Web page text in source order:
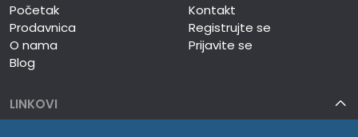
Početak
Prodavnica
O nama
Blog
Kontakt
Registrujte se
Prijavite se
LINKOVI